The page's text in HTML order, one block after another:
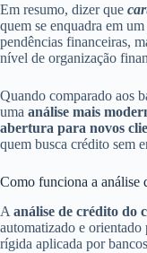
Em resumo, dizer que
quem se enquadra em
pendências financeiras,
nível de organização
Quando comparado aos
uma análise mais
abertura para novos
quem busca crédito sem
Como funciona a análise
A análise de crédito do
automatizado e
rígida aplicada por